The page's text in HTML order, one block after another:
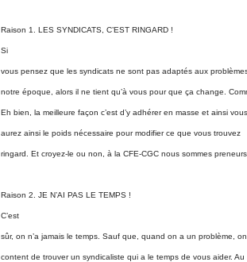
Raison 1. LES SYNDICATS, C’EST RINGARD !
Si
vous pensez que les syndicats ne sont pas adaptés aux
notre époque, alors il ne tient qu’à vous pour que ça change.
Eh bien, la meilleure façon c’est d’y adhérer en masse et ainsi vous
aurez ainsi le poids nécessaire pour modifier ce que vous trouvez
ringard. Et croyez-le ou non, à la CFE-CGC nous sommes
Raison 2. JE N’AI PAS LE TEMPS !
C’est
sûr, on n’a jamais le temps. Sauf que, quand on a un problème,
content de trouver un syndicaliste qui a le temps de vous aider. Au